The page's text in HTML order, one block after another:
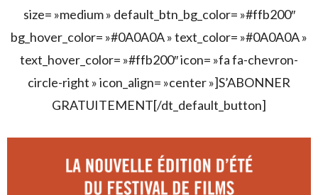
size= »medium » default_btn_bg_color= »#ffb200″
bg_hover_color= »#0A0A0A » text_color= »#0A0A0A »
text_hover_color= »#ffb200″ icon= »fa fa-chevron-
circle-right » icon_align= »center »]S’ABONNER
GRATUITEMENT[/dt_default_button]